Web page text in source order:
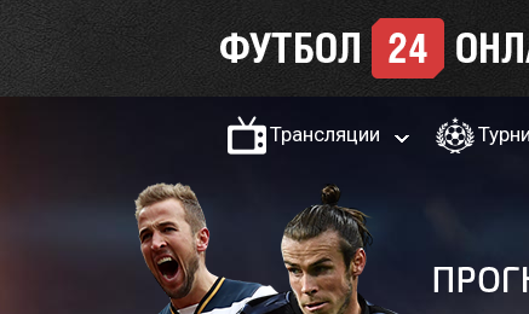
Трансляции